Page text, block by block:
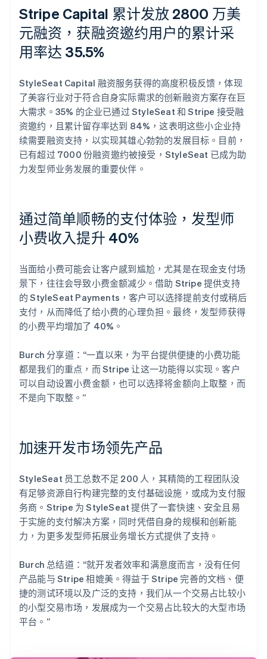
Stripe Capital 累计发放 2800 万美
元融资，获融资邀约用户的累计采
用率达 35.5%
StyleSeat Capital 融资服务获得的高度积极反馈，体现
了美容行业对于符合自身实际需求的创新融资方案存在巨
大需求。35% 的企业已通过 StyleSeat 和 Stripe 接受融
资邀约，且累计留存率达到 84%，这表明这些小企业持
续需要融资支持，以实现其雄心勃勃的发展目标。目前，
已有超过 7000 份融资邀约被接受，StyleSeat 已成为助
力发型师业务发展的重要伙伴。
通过简单顺畅的支付体验，发型师
小费收入提升 40%
当面给小费可能会让客户感到尴尬，尤其是在现金支付场
景下，往往会导致小费金额减少。借助 Stripe 提供支持
的 StyleSeat Payments，客户可以选择提前支付或稍后
支付，从而降低了给小费的心理负担。最终，发型师获得
的小费平均增加了 40%。
Burch 分享道：“一直以来，为平台提供便捷的小费功能
都是我们的重点，而 Stripe 让这一功能得以实现。客户
可以自动设置小费金额，也可以选择将金额向上取整，而
不是向下取整。”
加速开发市场领先产品
StyleSeat 员工总数不足 200 人，其精简的工程团队没
有足够资源自行构建完整的支付基础设施，或成为支付服
务商。Stripe 为 StyleSeat 提供了一套快速、安全且易
于实施的支付解决方案，同时凭借自身的规模和创新能
力，为更多发型师拓展业务增长方式提供了支持。
Burch 总结道：“就开发者效率和满意度而言，没有任何
产品能与 Stripe 相媲美。得益于 Stripe 完善的文档、便
捷的测试环境以及广泛的支持，我们从一个交易占比较小
的小型交易市场，发展成为一个交易占比较大的大型市场
平台。”